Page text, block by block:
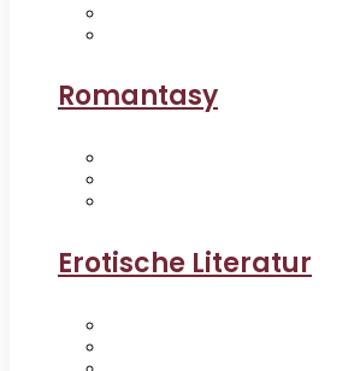
Romantasy
Erotische Literatur